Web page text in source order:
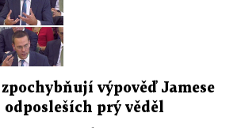
výpověď Jamese
odposleších prý věděl